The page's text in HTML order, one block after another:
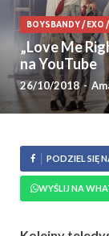
BOYSBANDY/ EXO /
„Love Me
na YouTube
26/10/2018-
PODZIEL SIĘ
WYŚLIJ NA